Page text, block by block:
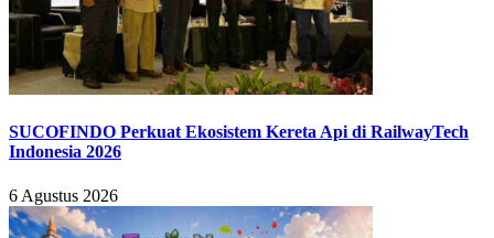
SUCOFINDO Perkuat Ekosistem Kereta Api di RailwayTech
Indonesia 2026
6 Agustus 2026